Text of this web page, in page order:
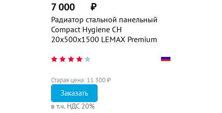
Радиатор стальной панельный
Compact Hygiene CH
20х500х1500 LEMAX Premium
7 000 ₽
Старая цена: 11 300₽
в т.ч. НДС 20%
Заказать